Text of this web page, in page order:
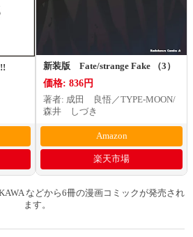
!!
新装版 Fate/strange Fake （3）
価格: 836円
著者: 成田 良悟／TYPE-MOON/
森井 しづき
Amazon
楽天市場
などから6冊の漫画コミックが発売され
ます。